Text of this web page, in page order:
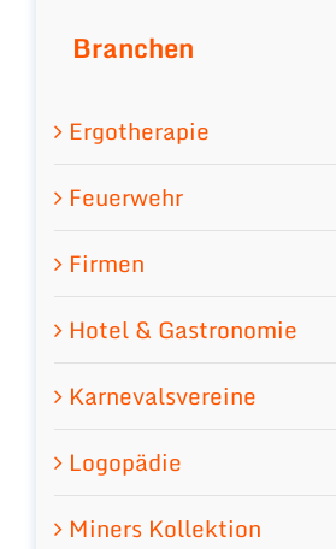
Branchen
Ergotherapie
Feuerwehr
Firmen
Hotel & Gastronomie
Karnevalsvereine
Logopädie
Miners Kollektion